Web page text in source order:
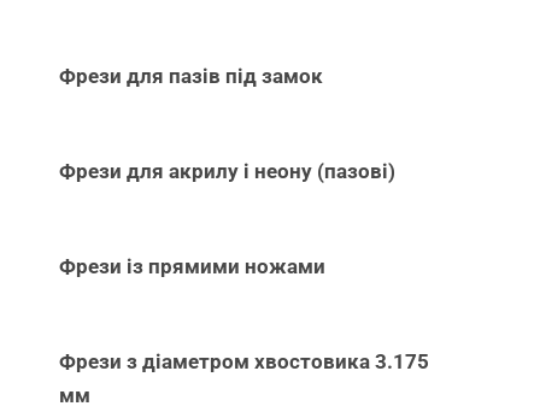
Фрези для пазів під замок
Фрези для акрилу і неону (пазові)
Фрези із прямими ножами
Фрези з діаметром хвостовика 3.175
мм